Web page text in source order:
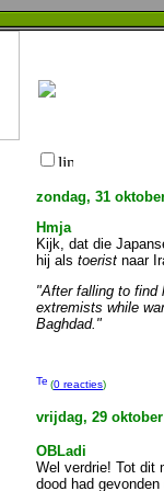
zondag, 31
Hmja
Kijk, dat die
hij als toerist naar
"After falling to find
extremists while
Baghdad."
(0 reacties)
vrijdag, 29 oktober
OBLadi
Wel verdrie! Tot dit
dood had